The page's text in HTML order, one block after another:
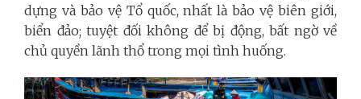
dựng và bảo vệ Tổ quốc, nhất là bảo vệ biên giới,
biển đảo; tuyệt đối không để bị động, bất ngờ về
chủ quyền lãnh thổ trong mọi tình huống.